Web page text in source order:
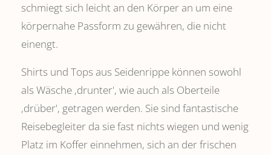
schmiegt sich leicht an den Körper an um eine
körpernahe Passform zu gewähren, die nicht
einengt.
Shirts und Tops aus Seidenrippe können sowohl
als Wäsche ,drunter', wie auch als Oberteile
‚drüber', getragen werden. Sie sind fantastische
Reisebegleiter da sie fast nichts wiegen und wenig
Platz im Koffer einnehmen, sich an der frischen